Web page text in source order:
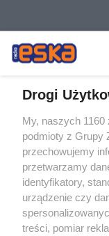
Żaden utwór
rozpowszechniany lub
tym także
eksploatacji w
Internecie bez
wykorzystanie
tzn. bez właściwej
ścigane prawnie.
Drogi
My, naszych 1160
podmioty z Grupy
przechowujemy
przetwarzamy
identyfikatory,
urządzenie czy
treści, pomiar